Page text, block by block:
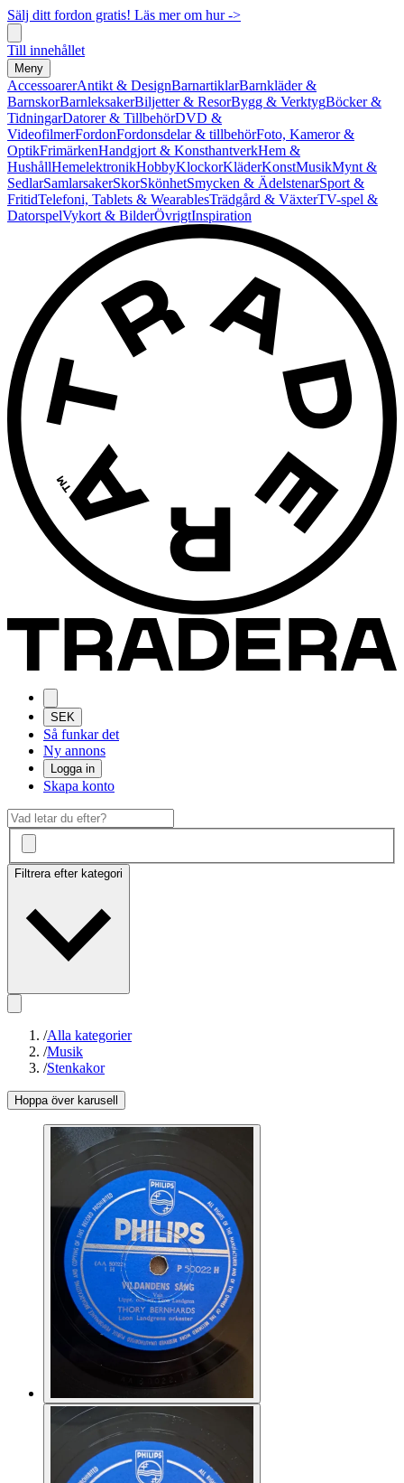
Sälj ditt fordon gratis! Läs mer om hur ->
Till innehållet
Meny
AccessoarerAntikt & DesignBarnartiklarBarnkläder &
BarnskorBarnleksakerBiljetter & ResorBygg & VerktygBöcker &
TidningarDatorer & TillbehörDVD &
VideofilmerFordonFordonsdelar & tillbehörFoto, Kameror &
OptikFrimärkenHandgjort & KonsthantverkHem &
HushållHemelektronikHobbyKlockorKläderKonstMusikMynt &
SedlarSamlarsakerSkorSkönhetSmycken & ÄdelstenarSport &
FritidTelefoni, Tablets & WearablesTrädgård & VäxterTV-spel &
DatorspelVykort & BilderÖvrigtInspiration
SEK
Så funkar det
Ny annons
Logga in
Skapa konto
Filtrera efter kategori
/Alla kategorier
/Musik
/Stenkakor
Hoppa över karusell